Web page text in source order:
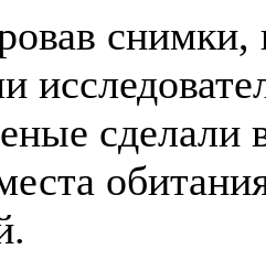
сделали